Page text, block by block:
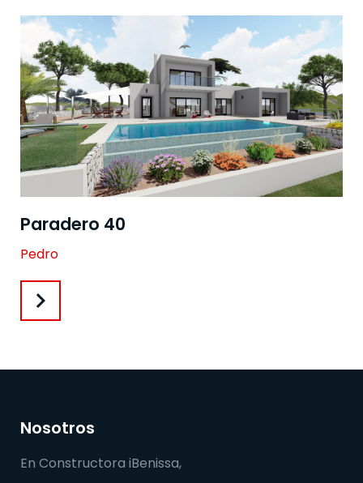
Paradero 40
Pedro
chevron_right
Nosotros
En Constructora iBenissa,